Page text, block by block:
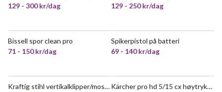
129 - 300 kr/dag
129 - 250 kr/dag
VELDIG POPULÆR
Bissell spor clean pro
71 - 150 kr/dag
VELDIG POPULÆR
Spikerpistol på batteri
69 - 140 kr/dag
Kraftig stihl vertikalklipper/mosefjerne leies ut.
POPULÆR
Kärcher pro hd 5/15 cx høytrykksspyler (msvel)